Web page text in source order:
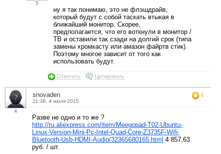
5
ну я так понимаю, это не флэшдрайв,
который будут с собой таскать втыкая в
ближайший монитор. Скорее,
предполагается, что его воткнули в монитор /
ТВ и оставили так сзади на долгий срок (типа
замены хромкасту или амазон файртв стик).
Поэтому многое зависит от того как
использовать будут.
Ответить Цитировать
4
snovaden
21:36, 4 июля 2015
1
Разве не одно и то же ?
http://ru.aliexpress.com/item/Meegopad-T02-Ubuntu-
Linux-Version-Mini-Pc-Intel-Quad-Core-Z3735F-Wifi-
Bluetooth-Usb-HDMI-Audio/32365680165.html 4 857,63
руб. / шт.